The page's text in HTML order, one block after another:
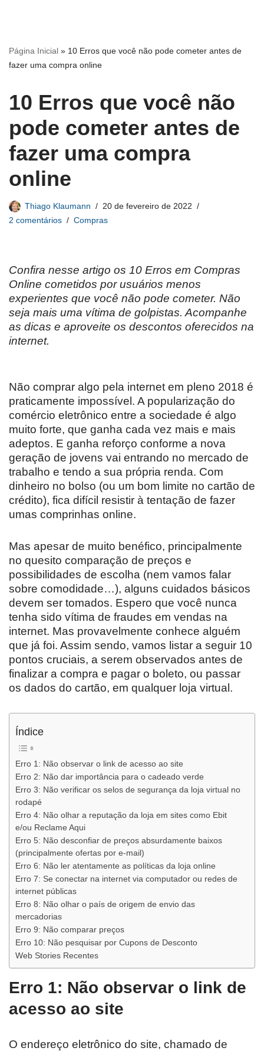
Página Inicial » 10 Erros que você não pode cometer antes de
fazer uma compra online
10 Erros que você não
pode cometer antes de
fazer uma compra
online
Thiago Klaumann
20 de fevereiro de 2022
2 comentários
Compras
Confira nesse artigo os 10 Erros em Compras
Online cometidos por usuários menos
experientes que você não pode cometer. Não
seja mais uma vítima de golpistas. Acompanhe
as dicas e aproveite os descontos oferecidos na
internet.
Não comprar algo pela internet em pleno 2018 é
praticamente impossível. A popularização do
comércio eletrônico entre a sociedade é algo
muito forte, que ganha cada vez mais e mais
adeptos. E ganha reforço conforme a nova
geração de jovens vai entrando no mercado de
trabalho e tendo a sua própria renda. Com
dinheiro no bolso (ou um bom limite no cartão de
crédito), fica difícil resistir à tentação de fazer
umas comprinhas online.
Mas apesar de muito benéfico, principalmente
no quesito comparação de preços e
possibilidades de escolha (nem vamos falar
sobre comodidade…), alguns cuidados básicos
devem ser tomados. Espero que você nunca
tenha sido vítima de fraudes em vendas na
internet. Mas provavelmente conhece alguém
que já foi. Assim sendo, vamos listar a seguir 10
pontos cruciais, a serem observados antes de
finalizar a compra e pagar o boleto, ou passar
os dados do cartão, em qualquer loja virtual.
Índice
Erro 1: Não observar o link de acesso ao site
Erro 2: Não dar importância para o cadeado verde
Erro 3: Não verificar os selos de segurança da loja virtual no
rodapé
Erro 4: Não olhar a reputação da loja em sites como Ebit
e/ou Reclame Aqui
Erro 5: Não desconfiar de preços absurdamente baixos
(principalmente ofertas por e-mail)
Erro 6: Não ler atentamente as políticas da loja online
Erro 7: Se conectar na internet via computador ou redes de
internet públicas
Erro 8: Não olhar o país de origem de envio das
mercadorias
Erro 9: Não comparar preços
Erro 10: Não pesquisar por Cupons de Desconto
Web Stories Recentes
Erro 1: Não observar o link de
acesso ao site
O endereço eletrônico do site, chamado de